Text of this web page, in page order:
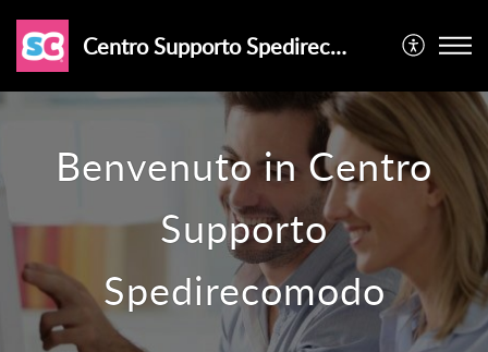
Centro Supporto Spedirecomodo
Benvenuto in Centro
Supporto
Spedirecomodo